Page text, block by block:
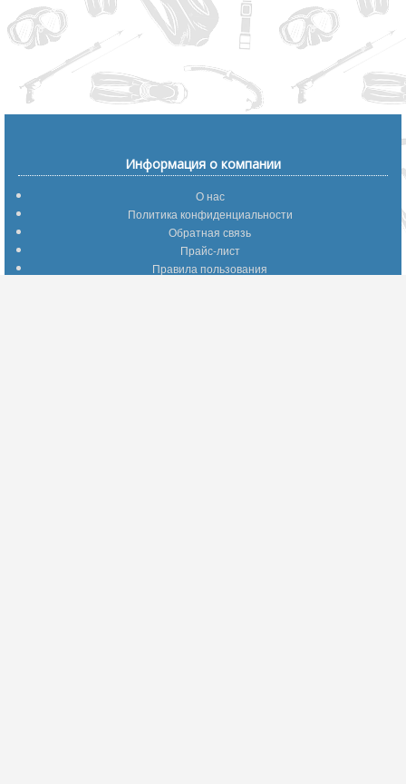
Информация о компании
О нас
Политика конфиденциальности
Обратная связь
Прайс-лист
Правила пользования